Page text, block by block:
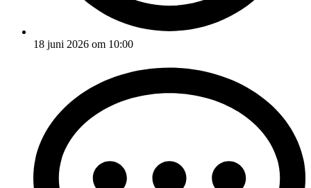
18 juni 2026 om 10:00